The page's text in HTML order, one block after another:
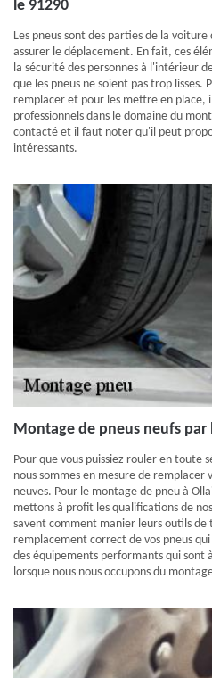
le 91290
Les pneus sont des parties de la
assurer le déplacement. En fait, ces
la sécurité des personnes à l'intérieur
que les pneus ne soient pas trop lisses.
remplacer et pour les mettre en place,
professionnels dans le domaine du
contacté et il faut noter qu'il peut
intéressants.
Montage de pneus neufs par
Pour que vous puissiez rouler en toute
nous sommes en mesure de remplacer
neuves. Pour le montage de pneu à
mettons à profit les qualifications de
savent comment manier leurs outils de
remplacement correct de vos pneus
des équipements performants qui sont
lorsque nous nous occupons du